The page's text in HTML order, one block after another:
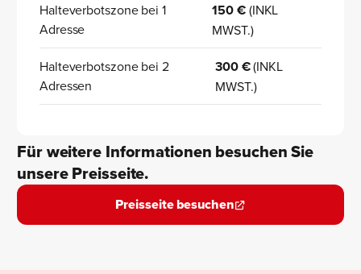
Halteverbotszone bei 1
Adresse
150 €(INKL
MWST.)
Halteverbotszone bei 2
Adressen
300 €(INKL
MWST.)
Für weitere Informationen besuchen Sie
unsere Preisseite.
Preisseite besuchen